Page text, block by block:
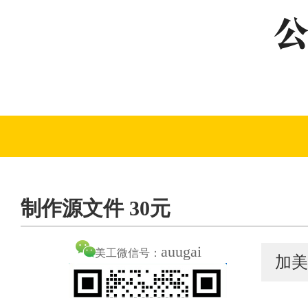
制作源文件 30元
美工微信号： auugai
加